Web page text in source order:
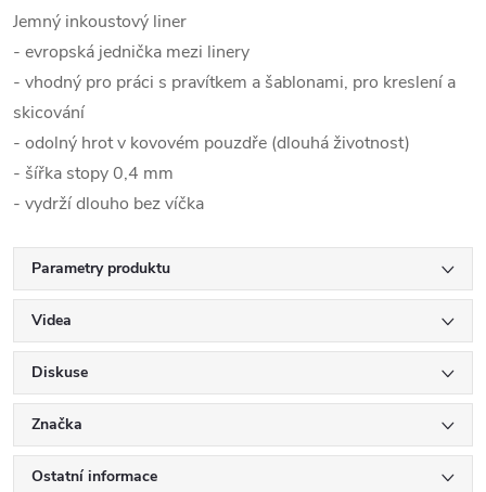
Jemný inkoustový liner
- evropská jednička mezi linery
- vhodný pro práci s pravítkem a šablonami, pro kreslení a
skicování
- odolný hrot v kovovém pouzdře (dlouhá životnost)
- šířka stopy 0,4 mm
- vydrží dlouho bez víčka
Parametry produktu
Videa
Diskuse
Značka
Ostatní informace